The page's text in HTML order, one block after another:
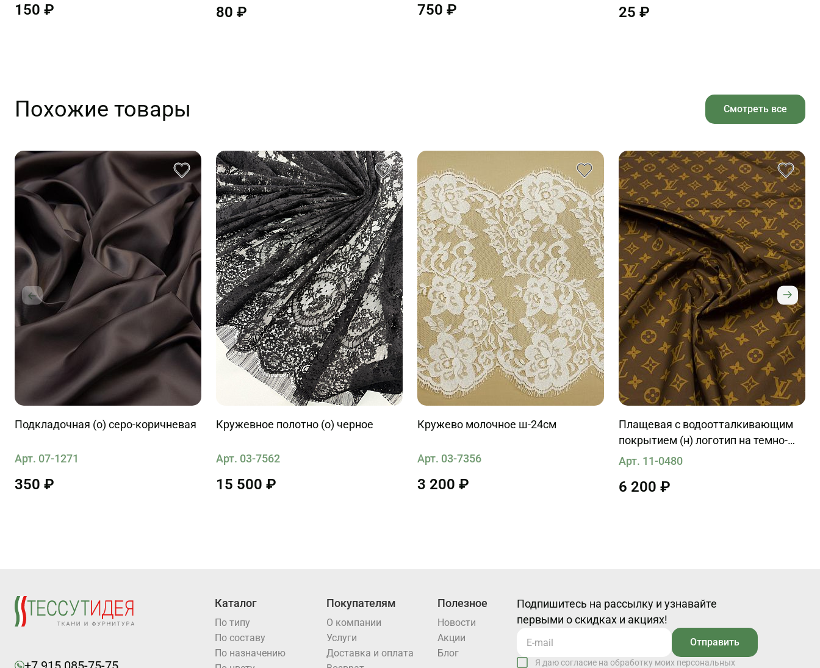
150 ₽ 80 ₽ 750 ₽ 25 ₽
Похожие товары Смотреть все
Подкладочная (о) серо-коричневая
Арт. 07-1271
350 ₽
Кружевное полотно (о) черное
Арт. 03-7562
15 500 ₽
Кружево молочное ш-24см
Арт. 03-7356
3 200 ₽
Плащевая с водоотталкивающим
покрытием (н) логотип на темно-
коричневом
Арт. 11-0480
6 200 ₽
Каталог
По типу
По составу
По назначению
Покупателям
О компании
Услуги
Доставка и оплата
Полезное
Новости
Акции
Блог
Подпишитесь на рассылку и узнавайте
первыми о скидках и акциях!
Отправить
Я даю согласие на обработку моих персональных